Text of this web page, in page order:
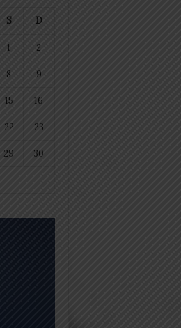
S D
1 2
8 9
15 16
22 23
29 30